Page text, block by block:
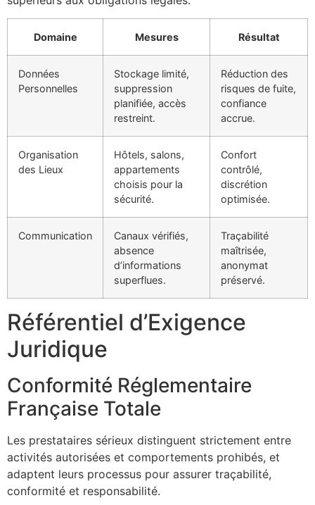
Domaine Mesures Résultat
Données
Personnelles
Stockage limité,
suppression
planifiée, accès
restreint.
Réduction des
risques de fuite,
confiance
accrue.
Organisation
des Lieux
Hôtels, salons,
appartements
choisis pour la
sécurité.
Confort
contrôlé,
discrétion
optimisée.
Communication
Canaux vérifiés,
absence
d’informations
superflues.
Traçabilité
maîtrisée,
anonymat
préservé.
Référentiel d’Exigence
Juridique
Conformité Réglementaire
Française Totale
Les prestataires sérieux distinguent strictement entre
activités autorisées et comportements prohibés, et
adaptent leurs processus pour assurer traçabilité,
conformité et responsabilité.